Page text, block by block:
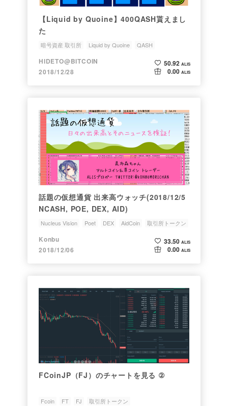
【Liquid by Quoine】400QASH貰えまし
た
暗号資産 取引所 Liquid by Quoine
QASH
取引所トークン
取引所トークン QASH
HIDETO@BITCOIN
2018/12/28
50.92 ALIS
0.00 ALIS
話題の仮想通貨 出来高ウォッチ(2018/12/5
NCASH, POE, DEX, AID)
Nucleus Vision Poet DEX AidCoin 取引所トークン
Konbu
2018/12/06
33.50 ALIS
0.00 ALIS
FCoinJP（FJ）のチャートを見る ②
Fcoin FT FJ 取引所トークン